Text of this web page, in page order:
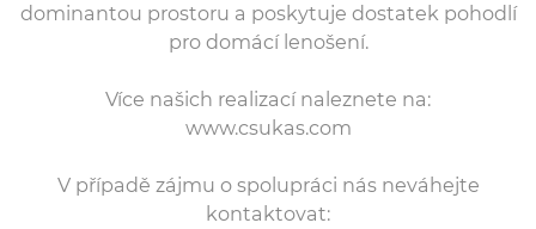
dominantou prostoru a poskytuje dostatek pohodlí
pro domácí lenošení.
Více našich realizací naleznete na:
www.csukas.com
V případě zájmu o spolupráci nás neváhejte
kontaktovat: